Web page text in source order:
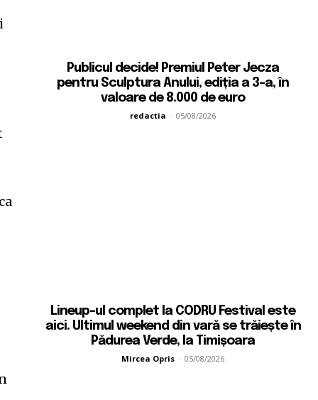
Publicul decide! Premiul Peter Jecza
pentru Sculptura Anului, ediția a 3-a, în
valoare de 8.000 de euro
redactia - 05/08/2026
Lineup-ul complet la CODRU Festival este
aici. Ultimul weekend din vară se trăiește în
Pădurea Verde, la Timișoara
Mircea Opris - 05/08/2026